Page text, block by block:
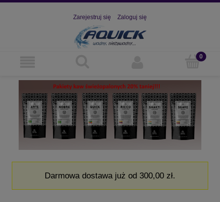
Zarejestruj się Zaloguj się
Darmowa dostawa już od 300,00 zł.